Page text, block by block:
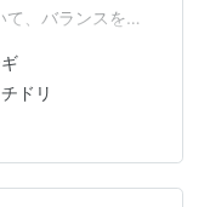
て、バランスを崩
ギ』頭部が白っぽ
』 『ヒバリシ
2026年3月28日
ドリ